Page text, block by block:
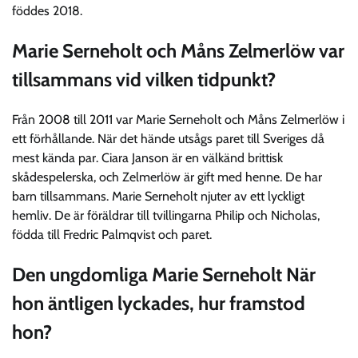
föddes 2018.
Marie Serneholt och Måns Zelmerlöw var
tillsammans vid vilken tidpunkt?
Från 2008 till 2011 var Marie Serneholt och Måns Zelmerlöw i
ett förhållande. När det hände utsågs paret till Sveriges då
mest kända par. Ciara Janson är en välkänd brittisk
skådespelerska, och Zelmerlöw är gift med henne. De har
barn tillsammans. Marie Serneholt njuter av ett lyckligt
hemliv. De är föräldrar till tvillingarna Philip och Nicholas,
födda till Fredric Palmqvist och paret.
Den ungdomliga Marie Serneholt När
hon äntligen lyckades, hur framstod
hon?